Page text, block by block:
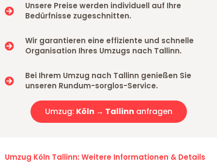
Unsere Preise werden individuell auf Ihre
Bedürfnisse zugeschnitten.
Wir garantieren eine effiziente und schnelle
Organisation Ihres Umzugs nach Tallinn.
Bei Ihrem Umzug nach Tallinn genießen Sie
unseren Rundum-sorglos-Service.
Umzug: Köln → Tallinn anfragen
Umzug Köln Tallinn: Weitere Informationen & Details